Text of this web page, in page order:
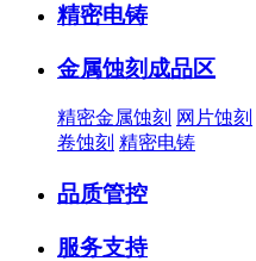
精密电铸
金属蚀刻成品区
精密金属蚀刻 网片蚀刻
卷蚀刻 精密电铸
品质管控
服务支持